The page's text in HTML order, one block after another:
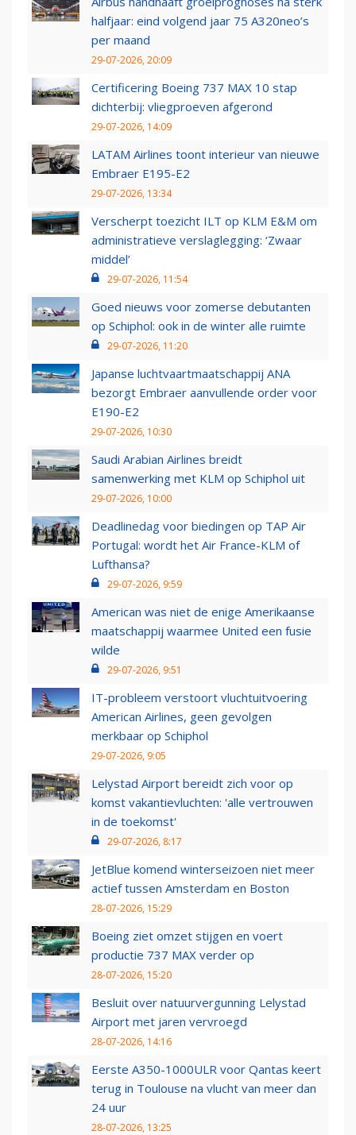
halfjaar: eind volgend jaar 75 A320neo’s
per maand
29-07-2026, 20:09
Certificering Boeing 737 MAX 10 stap
dichterbij: vliegproeven afgerond
29-07-2026, 14:09
LATAM Airlines toont interieur van nieuwe
Embraer E195-E2
29-07-2026, 13:34
Verscherpt toezicht ILT op KLM E&M om
administratieve verslaglegging: ‘Zwaar
middel’
29-07-2026, 11:54
Goed nieuws voor zomerse debutanten
op Schiphol: ook in de winter alle ruimte
29-07-2026, 11:20
Japanse luchtvaartmaatschappij ANA
bezorgt Embraer aanvullende order voor
E190-E2
29-07-2026, 10:30
Saudi Arabian Airlines breidt
samenwerking met KLM op Schiphol uit
29-07-2026, 10:00
Deadlinedag voor biedingen op TAP Air
Portugal: wordt het Air France-KLM of
Lufthansa?
29-07-2026, 9:59
American was niet de enige Amerikaanse
maatschappij waarmee United een fusie
wilde
29-07-2026, 9:51
IT-probleem verstoort vluchtuitvoering
American Airlines, geen gevolgen
merkbaar op Schiphol
29-07-2026, 9:05
Lelystad Airport bereidt zich voor op
komst vakantievluchten: 'alle vertrouwen
in de toekomst'
29-07-2026, 8:17
JetBlue komend winterseizoen niet meer
actief tussen Amsterdam en Boston
28-07-2026, 15:29
Boeing ziet omzet stijgen en voert
productie 737 MAX verder op
28-07-2026, 15:20
Besluit over natuurvergunning Lelystad
Airport met jaren vervroegd
28-07-2026, 14:16
Eerste A350-1000ULR voor Qantas keert
terug in Toulouse na vlucht van meer dan
24 uur
28-07-2026, 13:25